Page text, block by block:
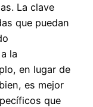
La clave
que puedan
la
en lugar de
es mejor
que